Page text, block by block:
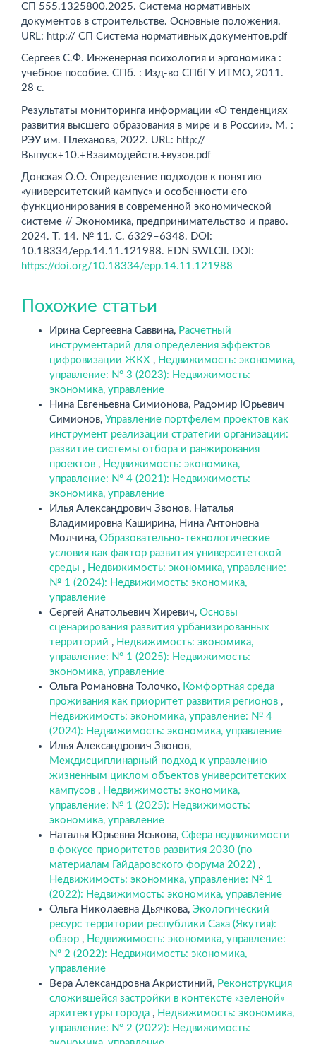
СП 555.1325800.2025. Система нормативных
документов в строительстве. Основные положения.
URL: http:// СП Система нормативных документов.pdf
Сергеев С.Ф. Инженерная психология и эргономика :
учебное пособие. СПб. : Изд-во СПбГУ ИТМО, 2011.
28 с.
Результаты мониторинга информации «О тенденциях
развития высшего образования в мире и в России». М. :
РЭУ им. Плеханова, 2022. URL: http://
Выпуск+10.+Взаимодейств.+вузов.pdf
Донская О.О. Определение подходов к понятию
«университетский кампус» и особенности его
функционирования в современной экономической
системе // Экономика, предпринимательство и право.
2024. Т. 14. № 11. С. 6329–6348. DOI:
10.18334/epp.14.11.121988. EDN SWLCII. DOI:
https://doi.org/10.18334/epp.14.11.121988
Похожие статьи
Ирина Сергеевна Саввина, Расчетный
инструментарий для определения эффектов
цифровизации ЖКХ , Недвижимость: экономика,
управление: № 3 (2023): Недвижимость:
экономика, управление
Нина Евгеньевна Симионова, Радомир Юрьевич
Симионов, Управление портфелем проектов как
инструмент реализации стратегии организации:
развитие системы отбора и ранжирования
проектов , Недвижимость: экономика,
управление: № 4 (2021): Недвижимость:
экономика, управление
Илья Александрович Звонов, Наталья
Владимировна Каширина, Нина Антоновна
Молчина, Образовательно-технологические
условия как фактор развития университетской
среды , Недвижимость: экономика, управление:
№ 1 (2024): Недвижимость: экономика,
управление
Сергей Анатольевич Хиревич, Основы
сценарирования развития урбанизированных
территорий , Недвижимость: экономика,
управление: № 1 (2025): Недвижимость:
экономика, управление
Ольга Романовна Толочко, Комфортная среда
проживания как приоритет развития регионов ,
Недвижимость: экономика, управление: № 4
(2024): Недвижимость: экономика, управление
Илья Александрович Звонов,
Междисциплинарный подход к управлению
жизненным циклом объектов университетских
кампусов , Недвижимость: экономика,
управление: № 1 (2025): Недвижимость:
экономика, управление
Наталья Юрьевна Яськова, Сфера недвижимости
в фокусе приоритетов развития 2030 (по
материалам Гайдаровского форума 2022) ,
Недвижимость: экономика, управление: № 1
(2022): Недвижимость: экономика, управление
Ольга Николаевна Дьячкова, Экологический
ресурс территории республики Саха (Якутия):
обзор , Недвижимость: экономика, управление:
№ 2 (2022): Недвижимость: экономика,
управление
Вера Александровна Акристиний, Реконструкция
сложившейся застройки в контексте «зеленой»
архитектуры города , Недвижимость: экономика,
управление: № 2 (2022): Недвижимость: